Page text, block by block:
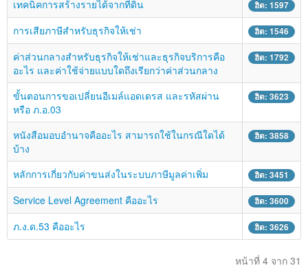
เทคนิคการสร้างรายได้จากที่ดิน ฮิต: 1597
การเสียภาษีสำหรับธุรกิจให้เช่า ฮิต: 1546
ค่าส่วนกลางสำหรับธุรกิจให้เช่าและธุรกิจบริการคือ
อะไร และค่าใช้จ่ายแบบใดถึงเรียกว่าค่าส่วนกลาง
ฮิต: 1792
ขั้นตอนการขอเปลี่ยนอีเมล์แอดเดรส และรหัสผ่าน
หรือ ภ.อ.03
ฮิต: 3623
หนังสือมอบอำนาจคืออะไร สามารถใช้ในกรณีใดได้
บ้าง
ฮิต: 3858
หลักการเกี่ยวกับค่าขนส่งในระบบภาษีมูลค่าเพิ่ม ฮิต: 3451
Service Level Agreement คืออะไร ฮิต: 3600
ภ.ง.ด.53 คืออะไร ฮิต: 3626
หน้าที่ 4 จาก 31